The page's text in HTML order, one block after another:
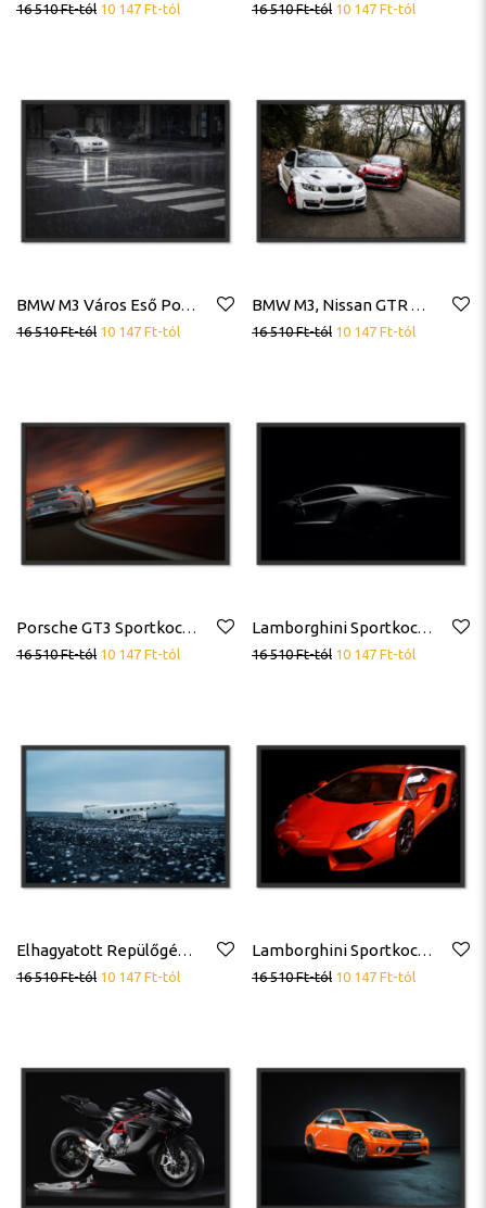
16 510Ft-tól 10 147 Ft-tól 16 510Ft-tól 10 147 Ft-tól
BMW M3 Város Eső Poszter
16 510Ft-tól 10 147 Ft-tól
BMW M3, Nissan GTR Poszter
16 510Ft-tól 10 147 Ft-tól
Porsche GT3 Sportkocsi Sportautó Poszter
16 510Ft-tól 10 147 Ft-tól
Lamborghini Sportkocsi Sportautó Poszter
16 510Ft-tól 10 147 Ft-tól
Elhagyatott Repülőgép Poszter
16 510Ft-tól 10 147 Ft-tól
Lamborghini Sportkocsi Sportautó Poszter
16 510Ft-tól 10 147 Ft-tól